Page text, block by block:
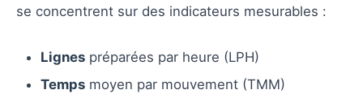
se concentrent sur des indicateurs mesurables :
Lignes préparées par heure (LPH)
Temps moyen par mouvement (TMM)